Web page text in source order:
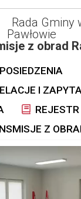
Rada Gminy
Pawłowie
z obrad
POSIEDZENIA
I
Z